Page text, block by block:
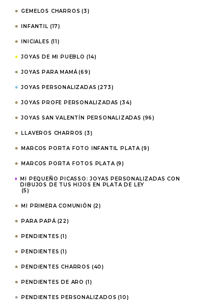
GEMELOS CHARROS (3)
INFANTIL (17)
INICIALES (11)
JOYAS DE MI PUEBLO (14)
JOYAS PARA MAMÁ (69)
JOYAS PERSONALIZADAS (273)
JOYAS PROFE PERSONALIZADAS (34)
JOYAS SAN VALENTÍN PERSONALIZADAS (96)
LLAVEROS CHARROS (3)
MARCOS PORTA FOTO INFANTIL PLATA (9)
MARCOS PORTA FOTOS PLATA (9)
MI PEQUEÑO PICASSO: JOYAS PERSONALIZADAS CON
DIBUJOS DE TUS HIJOS EN PLATA DE LEY
(5)
MI PRIMERA COMUNIÓN (2)
PARA PAPÁ (22)
PENDIENTES (1)
PENDIENTES (1)
PENDIENTES CHARROS (40)
PENDIENTES DE ARO (1)
PENDIENTES PERSONALIZADOS (10)